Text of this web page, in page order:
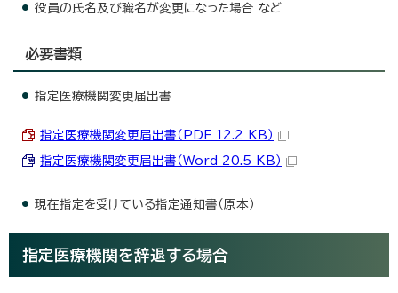
役員の氏名及び職名が変更になった場合 など
必要書類
指定医療機関変更届出書
指定医療機関変更届出書（PDF 12.2 KB）
指定医療機関変更届出書（Word 20.5 KB）
現在指定を受けている指定通知書（原本）
指定医療機関を辞退する場合